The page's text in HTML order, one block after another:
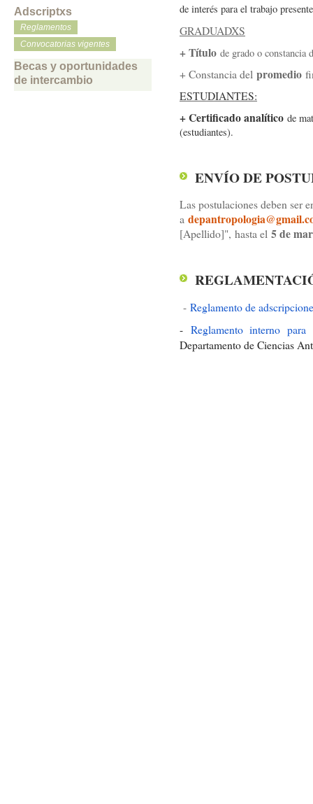
Adscriptxs
Reglamentos
Convocatorias vigentes
Becas y oportunidades
de intercambio
de interés para el trabajo
GRADUADXS
+ Título de grado o constancia
+ Constancia del promedio
ESTUDIANTES:
+ Certificado analítico de
(estudiantes).
ENVÍO DE
Las postulaciones deben ser
a
[Apellido]", hasta el 5 de
- Reglamento de
- Reglamento interno
Departamento de Ciencias